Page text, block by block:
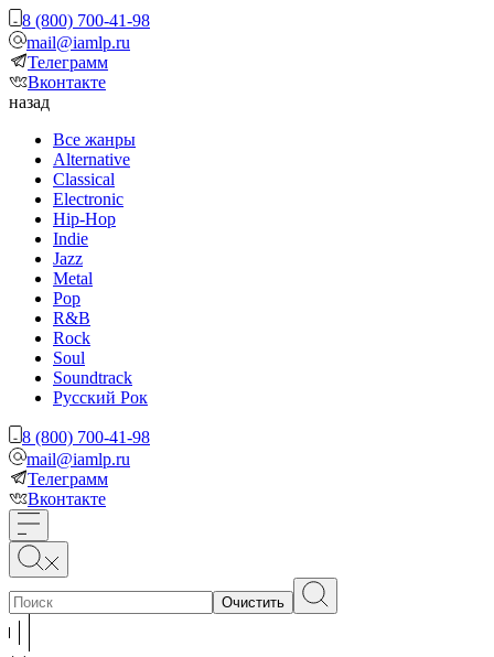
8 (800) 700-41-98
mail@iamlp.ru
Телеграмм
Вконтакте
назад
Все жанры
Alternative
Classical
Electronic
Hip-Hop
Indie
Jazz
Metal
Pop
R&B
Rock
Soul
Soundtrack
Русский Рок
8 (800) 700-41-98
mail@iamlp.ru
Телеграмм
Вконтакте
Очистить